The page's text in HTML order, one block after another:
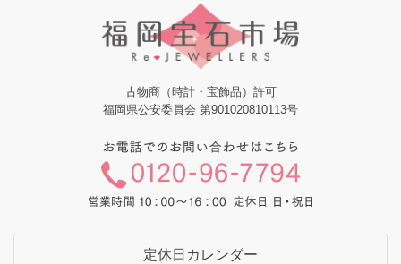
古物商（時計・宝飾品）許可
福岡県公安委員会 第901020810113号
定休日カレンダー